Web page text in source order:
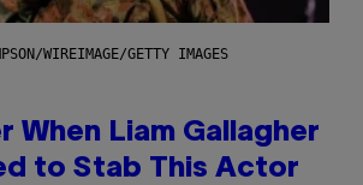
WIREIMAGE/GETTY IMAGES
When Liam Gallagher
to Stab This Actor